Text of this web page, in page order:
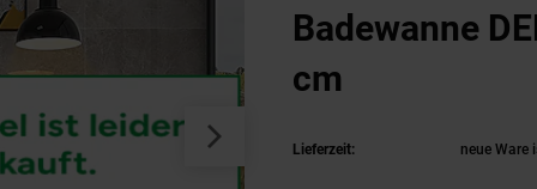
Badewanne
cm
Lieferzeit: neue Ware